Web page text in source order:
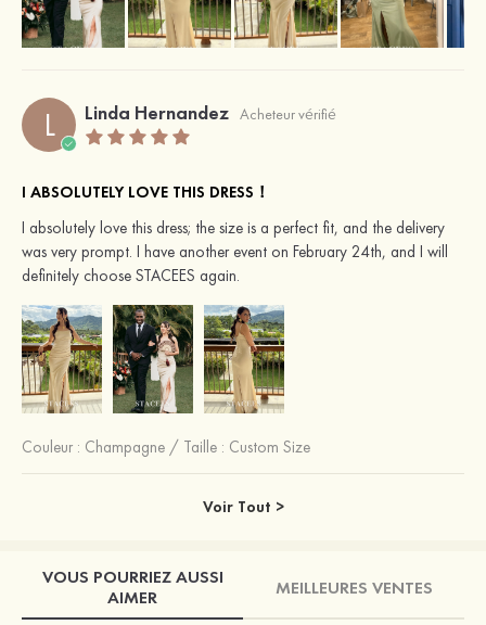
L Linda Hernandez Acheteur vérifié
I ABSOLUTELY LOVE THIS DRESS！
I absolutely love this dress; the size is a perfect fit, and the delivery
was very prompt. I have another event on February 24th, and I will
definitely choose STACEES again.
Couleur : Champagne / Taille : Custom Size
Voir Tout >
VOUS POURRIEZ AUSSI
AIMER
MEILLEURES VENTES